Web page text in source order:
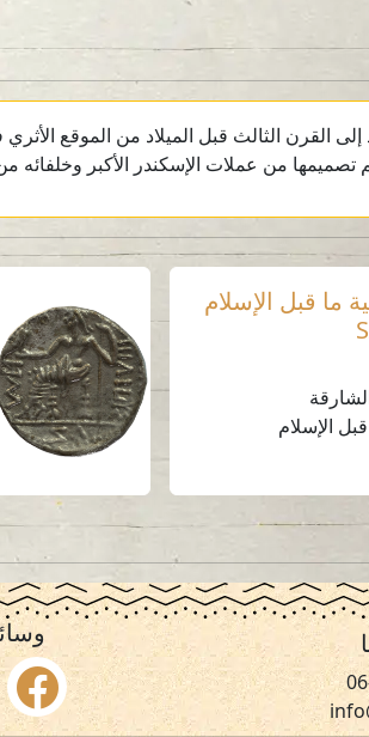
من عملات الإسكندر الأكبر وخلفائه
ما قبل الإسلام
الإسلام